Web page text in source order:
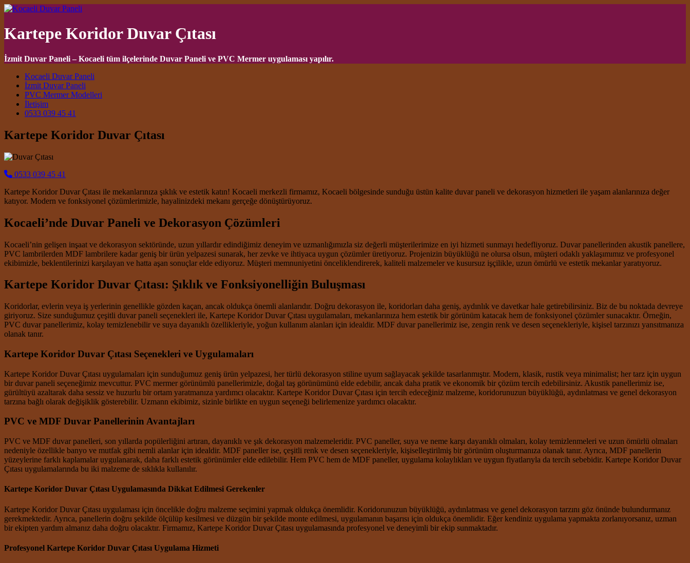
Kartepe Koridor Duvar Çıtası
İzmit Duvar Paneli – Kocaeli tüm ilçelerinde Duvar Paneli ve PVC Mermer uygulaması yapılır.
Main Navigation
Kocaeli Duvar Paneli
İzmit Duvar Paneli
PVC Mermer Modelleri
İletişim
0533 039 45 41
Kartepe Koridor Duvar Çıtası
0533 039 45 41
Kartepe Koridor Duvar Çıtası ile mekanlarınıza şıklık ve estetik katın! Kocaeli merkezli firmamız, Kocaeli bölgesinde sunduğu üstün kalite duvar paneli ve dekorasyon hizmetleri ile yaşam alanlarınıza değer
katıyor. Modern ve fonksiyonel çözümlerimizle, hayalinizdeki mekanı gerçeğe dönüştürüyoruz.
Kocaeli’nde Duvar Paneli ve Dekorasyon Çözümleri
Kocaeli’nin gelişen inşaat ve dekorasyon sektöründe, uzun yıllardır edindiğimiz deneyim ve uzmanlığımızla siz değerli müşterilerimize en iyi hizmeti sunmayı hedefliyoruz. Duvar panellerinden akustik panellere,
PVC lambrilerden MDF lambrilere kadar geniş bir ürün yelpazesi sunarak, her zevke ve ihtiyaca uygun çözümler üretiyoruz. Projenizin büyüklüğü ne olursa olsun, müşteri odaklı yaklaşımımız ve profesyonel
ekibimizle, beklentilerinizi karşılayan ve hatta aşan sonuçlar elde ediyoruz. Müşteri memnuniyetini önceliklendirerek, kaliteli malzemeler ve kusursuz işçilikle, uzun ömürlü ve estetik mekanlar yaratıyoruz.
Kartepe Koridor Duvar Çıtası: Şıklık ve Fonksiyonelliğin Buluşması
Koridorlar, evlerin veya iş yerlerinin genellikle gözden kaçan, ancak oldukça önemli alanlarıdır. Doğru dekorasyon ile, koridorları daha geniş, aydınlık ve davetkar hale getirebilirsiniz. Biz de bu noktada devreye
giriyoruz. Size sunduğumuz çeşitli duvar paneli seçenekleri ile, Kartepe Koridor Duvar Çıtası uygulamaları, mekanlarınıza hem estetik bir görünüm katacak hem de fonksiyonel çözümler sunacaktır. Örneğin,
PVC duvar panellerimiz, kolay temizlenebilir ve suya dayanıklı özellikleriyle, yoğun kullanım alanları için idealdir. MDF duvar panellerimiz ise, zengin renk ve desen seçenekleriyle, kişisel tarzınızı yansıtmanıza
olanak tanır.
Kartepe Koridor Duvar Çıtası Seçenekleri ve Uygulamaları
Kartepe Koridor Duvar Çıtası uygulamaları için sunduğumuz geniş ürün yelpazesi, her türlü dekorasyon stiline uyum sağlayacak şekilde tasarlanmıştır. Modern, klasik, rustik veya minimalist; her tarz için uygun
bir duvar paneli seçeneğimiz mevcuttur. PVC mermer görünümlü panellerimizle, doğal taş görünümünü elde edebilir, ancak daha pratik ve ekonomik bir çözüm tercih edebilirsiniz. Akustik panellerimiz ise,
gürültüyü azaltarak daha sessiz ve huzurlu bir ortam yaratmanıza yardımcı olacaktır. Kartepe Koridor Duvar Çıtası için tercih edeceğiniz malzeme, koridorunuzun büyüklüğü, aydınlatması ve genel dekorasyon
tarzına bağlı olarak değişiklik gösterebilir. Uzmann ekibimiz, sizinle birlikte en uygun seçeneği belirlemenize yardımcı olacaktır.
PVC ve MDF Duvar Panellerinin Avantajları
PVC ve MDF duvar panelleri, son yıllarda popülerliğini artıran, dayanıklı ve şık dekorasyon malzemeleridir. PVC paneller, suya ve neme karşı dayanıklı olmaları, kolay temizlenmeleri ve uzun ömürlü olmaları
nedeniyle özellikle banyo ve mutfak gibi nemli alanlar için idealdir. MDF paneller ise, çeşitli renk ve desen seçenekleriyle, kişiselleştirilmiş bir görünüm oluşturmanıza olanak tanır. Ayrıca, MDF panellerin
yüzeylerine farklı kaplamalar uygulanarak, daha farklı estetik görünümler elde edilebilir. Hem PVC hem de MDF paneller, uygulama kolaylıkları ve uygun fiyatlarıyla da tercih sebebidir. Kartepe Koridor Duvar
Çıtası uygulamalarında bu iki malzeme de sıklıkla kullanılır.
Kartepe Koridor Duvar Çıtası Uygulamasında Dikkat Edilmesi Gerekenler
Kartepe Koridor Duvar Çıtası uygulaması için öncelikle doğru malzeme seçimini yapmak oldukça önemlidir. Koridorunuzun büyüklüğü, aydınlatması ve genel dekorasyon tarzını göz önünde bulundurmanız
gerekmektedir. Ayrıca, panellerin doğru şekilde ölçülüp kesilmesi ve düzgün bir şekilde monte edilmesi, uygulamanın başarısı için oldukça önemlidir. Eğer kendiniz uygulama yapmakta zorlanıyorsanız, uzman
bir ekipten yardım almanız daha doğru olacaktır. Firmamız, Kartepe Koridor Duvar Çıtası uygulamasında profesyonel ve deneyimli bir ekip sunmaktadır.
Profesyonel Kartepe Koridor Duvar Çıtası Uygulama Hizmeti